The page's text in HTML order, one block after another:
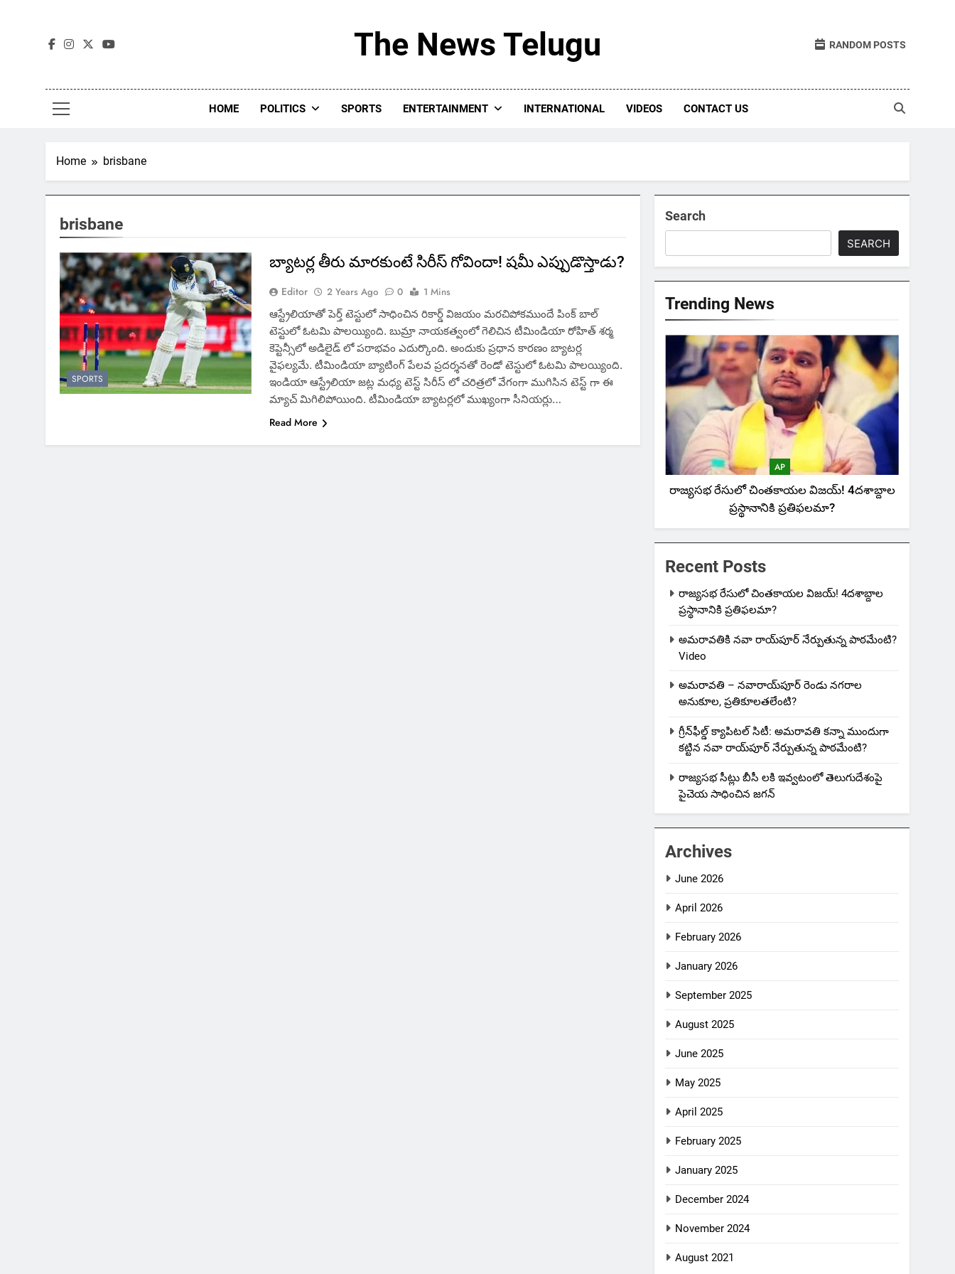
The News Telugu RANDOM POSTS
HOME POLITICS SPORTS ENTERTAINMENT INTERNATIONAL VIDEOS CONTACT US
Home brisbane
brisbane
SPORTS
బ్యాటర్ల తీరు మారకుంటే సిరీస్ గోవిందా! షమీ ఎప్పుడొస్తాడు?
Editor 2 Years Ago 0
1 Mins
ఆస్ట్రేలియాతో పెర్త్ టెస్టులో సాధించిన రికార్డ్ విజయం మరచిపోకముందే పింక్ బాల్
టెస్టులో ఓటమి పాలయ్యింది. బుమ్రా నాయకత్వంలో గెలిచిన టీమిండియా రోహిత్ శర్మ
కెప్టెన్సీలో అడిలైడ్ లో పరాభవం ఎదుర్కొంది. అందుకు ప్రధాన కారణం బ్యాటర్ల
వైఫల్యమే. టీమిండియా బ్యాటింగ్ పేలవ ప్రదర్శనతో రెండో టెస్టులో ఓటమి పాలయ్యింది.
ఇండియా ఆస్ట్రేలియా జట్ల మధ్య టెస్ట్ సిరీస్ లో చరిత్రలో వేగంగా ముగిసిన టెస్ట్ గా ఈ
మ్యాచ్ మిగిలిపోయింది. టీమిండియా బ్యాటర్లలో ముఖ్యంగా సీనియర్లు…
Read More
Search
SEARCH
Trending News
AP
రాజ్యసభ రేసులో చింతకాయల విజయ్‌! 4దశాబ్దాల
ప్రస్థానానికి ప్రతిఫలమా?
Recent Posts
రాజ్యసభ రేసులో చింతకాయల విజయ్‌! 4దశాబ్దాల
ప్రస్థానానికి ప్రతిఫలమా?
అమరావతికి నవా రాయ్‌పూర్ నేర్పుతున్న పాఠమేంటి?
Video
అమరావతి – నవారాయ్‌పూర్ రెండు నగరాల
అనుకూల, ప్రతికూలతలేంటి?
గ్రీన్‌ఫీల్డ్ క్యాపిటల్ సిటీ: అమరావతి కన్నా ముందుగా
కట్టిన నవా రాయ్‌పూర్ నేర్పుతున్న పాఠమేంటి?
రాజ్యసభ సీట్లు బీసీ లకి ఇవ్వటంలో తెలుగుదేశంపై
పైచెయ సాధించిన జగన్
Archives
June 2026
April 2026
February 2026
January 2026
September 2025
August 2025
June 2025
May 2025
April 2025
February 2025
January 2025
December 2024
November 2024
August 2021